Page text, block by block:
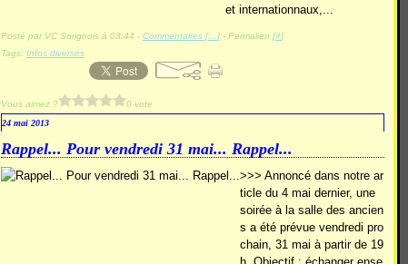
et internationnaux,...
Posté par VC Sorignois à 03:44 - Commentaires [… ] - Permalien [#]
Tags: Infos diverses
Vous aimez ?
0 vote
24 mai 2013
Rappel... Pour vendredi 31 mai... Rappel...
>>> Annoncé dans notre ar
ticle du 4 mai dernier, une
soirée à la salle des ancien
s a été prévue vendredi pro
chain, 31 mai à partir de 19